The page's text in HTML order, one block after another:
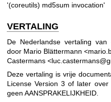
'(coreutils) md5sum invocation'
VERTALING
De Nederlandse vertaling
door Mario Blättermann
Castermans
Deze vertaling is vrije
License Version 3 of later over
geen AANSPRAKELIJKHEID.